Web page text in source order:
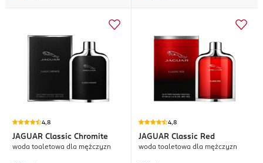
4,8
JAGUAR Classic Chromite
woda toaletowa dla mężczyzn
4,8
JAGUAR Classic Red
woda toaletowa dla mężczyzn